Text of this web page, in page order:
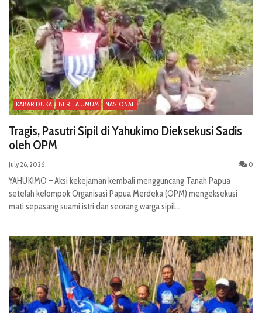
KABAR DUKA BERITA UMUM NASIONAL
Tragis, Pasutri Sipil di Yahukimo Dieksekusi Sadis
oleh OPM
July 26, 2026 0
YAHUKIMO – Aksi kekejaman kembali mengguncang Tanah Papua
setelah kelompok Organisasi Papua Merdeka (OPM) mengeksekusi
mati sepasang suami istri dan seorang warga sipil...